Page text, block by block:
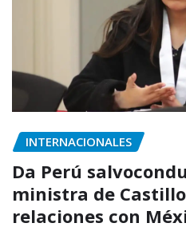
INTERNACIONALES
Da Perú
ministra de
relaciones con